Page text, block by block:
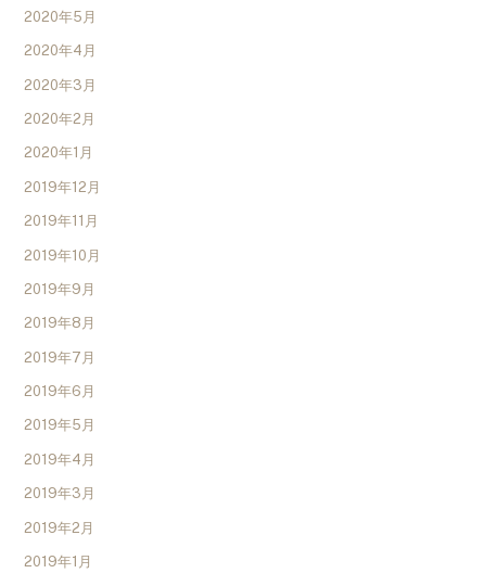
2020年5月
2020年4月
2020年3月
2020年2月
2020年1月
2019年12月
2019年11月
2019年10月
2019年9月
2019年8月
2019年7月
2019年6月
2019年5月
2019年4月
2019年3月
2019年2月
2019年1月